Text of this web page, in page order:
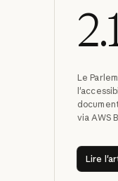
Le
via AWS
Lire